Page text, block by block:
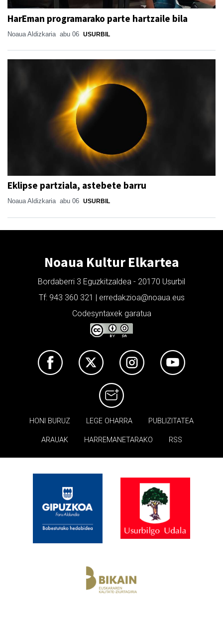
HarEman programarako parte hartzaile bila
Noaua Aldizkaria abu 06 USURBIL
Eklipse partziala, astebete barru
Noaua Aldizkaria abu 06 USURBIL
Noaua Kultur Elkartea
Bordaberri 3 Eguzkitzaldea - 20170 Usurbil
Tf: 943 360 321 | erredakzioa@noaua.eus
Codesyntaxek garatua
HONI BURUZ LEGE OHARRA PUBLIZITATEA
ARAUAK HARREMANETARAKO RSS